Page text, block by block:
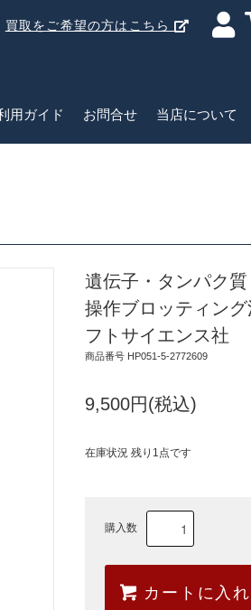
買取をご希望の方はこちら
用ガイド お問合せ 当店について
遺伝子・タンパク
操作ブロッティン
フトサイエンス社
商品番号 HP051-5-2772609
9,500円(税込)
在庫状況 残り1点です
購入数
カートに入